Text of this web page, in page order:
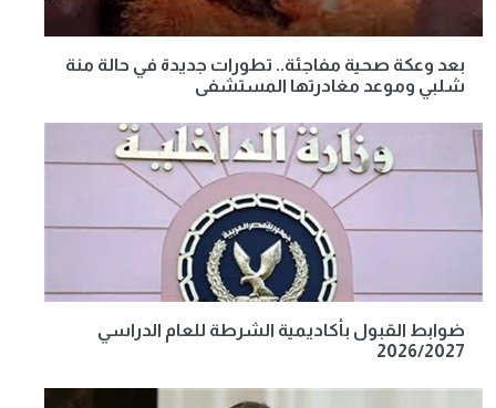
بعد وعكة صحية مفاجئة.. تطورات جديدة في حالة منة
شلبي وموعد مغادرتها المستشفى
ضوابط القبول بأكاديمية الشرطة للعام الدراسي
2026/2027